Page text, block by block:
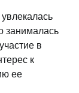
занималась
в
к
ее